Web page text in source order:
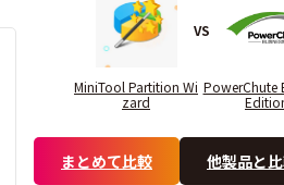
MiniTool Partition Wi
zard
VS
PowerChute
まとめて比較 他製品と